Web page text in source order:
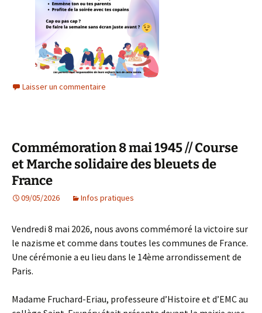
Laisser un commentaire
Commémoration 8 mai 1945 // Course
et Marche solidaire des bleuets de
France
09/05/2026 Infos pratiques
Vendredi 8 mai 2026, nous avons commémoré la victoire sur
le nazisme et comme dans toutes les communes de France.
Une cérémonie a eu lieu dans le 14ème arrondissement de
Paris.
Madame Fruchard-Eriau, professeure d’Histoire et d’EMC au